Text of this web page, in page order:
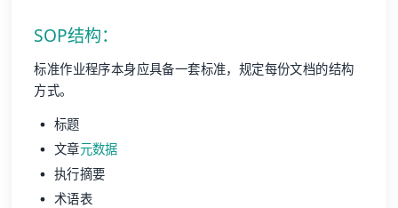
SOP结构：
标准作业程序本身应具备一套标准，规定每份文档的结构
方式。
标题
文章元数据
执行摘要
术语表